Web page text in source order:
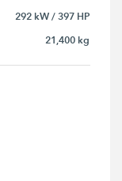
292 kW / 397 HP
21,400 kg